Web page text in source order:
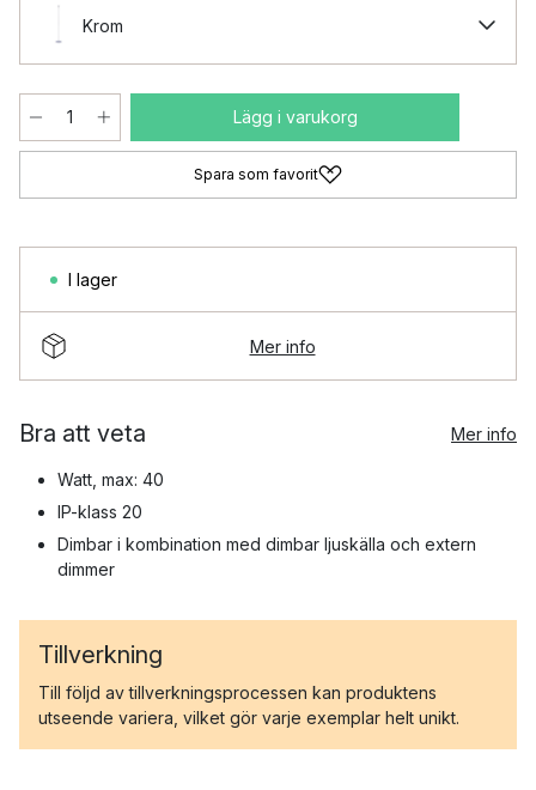
Krom
Lägg i varukorg
Spara som favorit
I lager
Mer info
Bra att veta Mer info
Watt, max: 40
IP-klass 20
Dimbar i kombination med dimbar ljuskälla och extern
dimmer
Tillverkning
Till följd av tillverkningsprocessen kan produktens
utseende variera, vilket gör varje exemplar helt unikt.